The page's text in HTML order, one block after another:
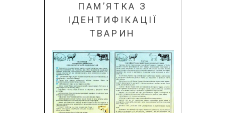
ПАМ’ЯТКА З
ІДЕНТИФІКАЦІЇ
ТВАРИН